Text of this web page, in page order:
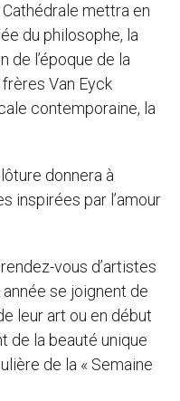
mettra en
du philosophe, la
de l’époque de la
Van Eyck
contemporaine, la
donnera à
inspirées par l’amour
vous d’artistes
année se joignent de
leur art ou en début
de la beauté unique
de la « Semaine